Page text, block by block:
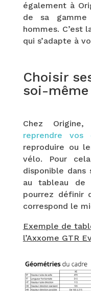
également à
de sa gamme
hommes. C’est
qui s’adapte à
Choisir
soi-
Chez
reprendre vos
reproduire ou
vélo. Pour
disponible
au tableau de
pourrez définir
correspond le
Exemple de
l’Axxome GTR